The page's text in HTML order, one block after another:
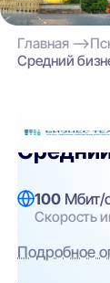
Главная
Средний
100 Мбит/
Скорость
Подробное